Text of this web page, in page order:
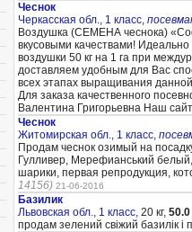
Чеснок
Черкасская обл., 1 класс,
Воздушка (CЕМЕНА чеснока)
вкусовыми качествами!
воздушки 50 кг на 1 га при
доставляем удобным для Вас
всех этапах выращивания
Для заказа качественного
Валентина Григорьевна Наш
Чеснок
Житомирская обл., 1 класс,
Продам чеснок озимый на
Гулливер, Мерефианський
шарики, первая репродукция,
14156) 21-06-2016
Базилик
Львовская обл., 1 класс, 20 кг, 50.0
продам зелений свіжий базилік і